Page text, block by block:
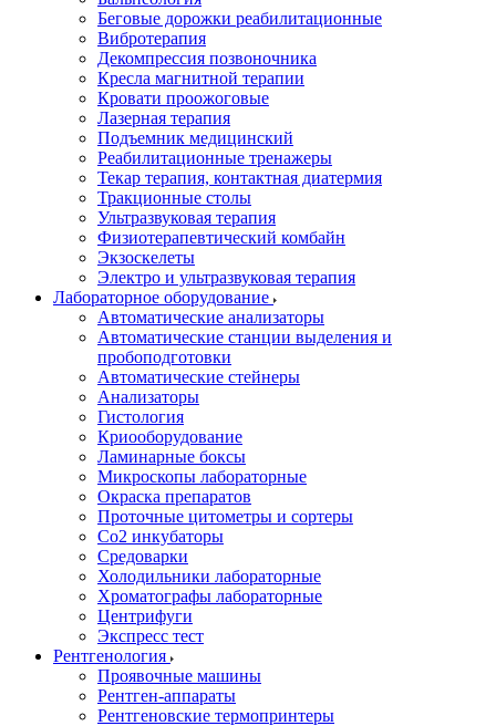
Беговые дорожки реабилитационные
Вибротерапия
Декомпрессия позвоночника
Кресла магнитной терапии
Кровати проожоговые
Лазерная терапия
Подъемник медицинский
Реабилитационные тренажеры
Текар терапия, контактная диатермия
Тракционные столы
Ультразвуковая терапия
Физиотерапевтический комбайн
Экзоскелеты
Электро и ультразвуковая терапия
Лабораторное оборудование
Автоматические анализаторы
Автоматические станции выделения и
пробоподготовки
Автоматические стейнеры
Анализаторы
Гистология
Криооборудование
Ламинарные боксы
Микроскопы лабораторные
Окраска препаратов
Проточные цитометры и сортеры
Со2 инкубаторы
Средоварки
Холодильники лабораторные
Хроматографы лабораторные
Центрифуги
Экспресс тест
Рентгенология
Проявочные машины
Рентген-аппараты
Рентгеновские термопринтеры